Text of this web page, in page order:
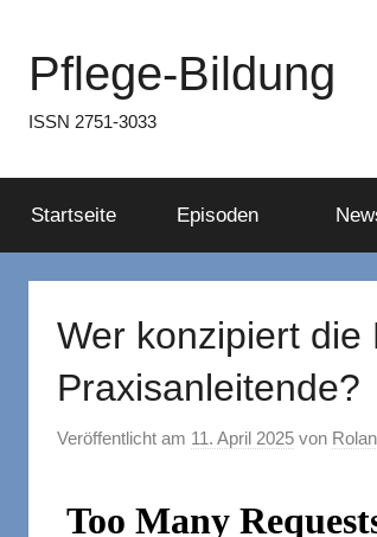
springenPflege-Bildung
ISSN 2751-3033
Startseite Episoden
Wer konzipiert
Praxisanleitende?
Veröffentlicht am 11. April 2025 von